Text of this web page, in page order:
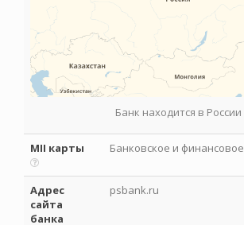
Банк находится в России
MII карты Банковское и финансовое
Адрес
сайта
банка
psbank.ru